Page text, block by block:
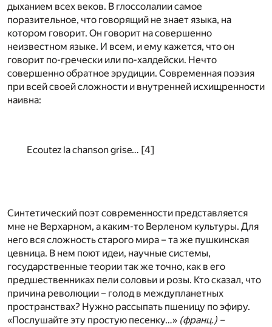
дыханием всех веков. В глоссолалии самое
поразительное, что говорящий не знает языка, на
котором говорит. Он говорит на совершенно
неизвестном языке. И всем, и ему кажется, что он
говорит по-гречески или по-халдейски. Нечто
совершенно обратное эрудиции. Современная поэзия
при всей своей сложности и внутренней исхищренности
наивна:
Ecoutez la chanson grise… [4]
Синтетический поэт современности представляется
мне не Верхарном, а каким-то Верленом культуры. Для
него вся сложность старого мира – та же пушкинская
цевница. В нем поют идеи, научные системы,
государственные теории так же точно, как в его
предшественниках пели соловьи и розы. Кто сказал, что
причина революции – голод в междупланетных
пространствах? Нужно рассыпать пшеницу по эфиру.
«Послушайте эту простую песенку…» (франц.) –